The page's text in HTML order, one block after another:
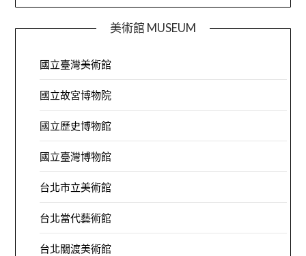
美術館 MUSEUM
國立臺灣美術館
國立故宮博物院
國立歷史博物館
國立臺灣博物館
台北市立美術館
台北當代藝術館
台北關渡美術館